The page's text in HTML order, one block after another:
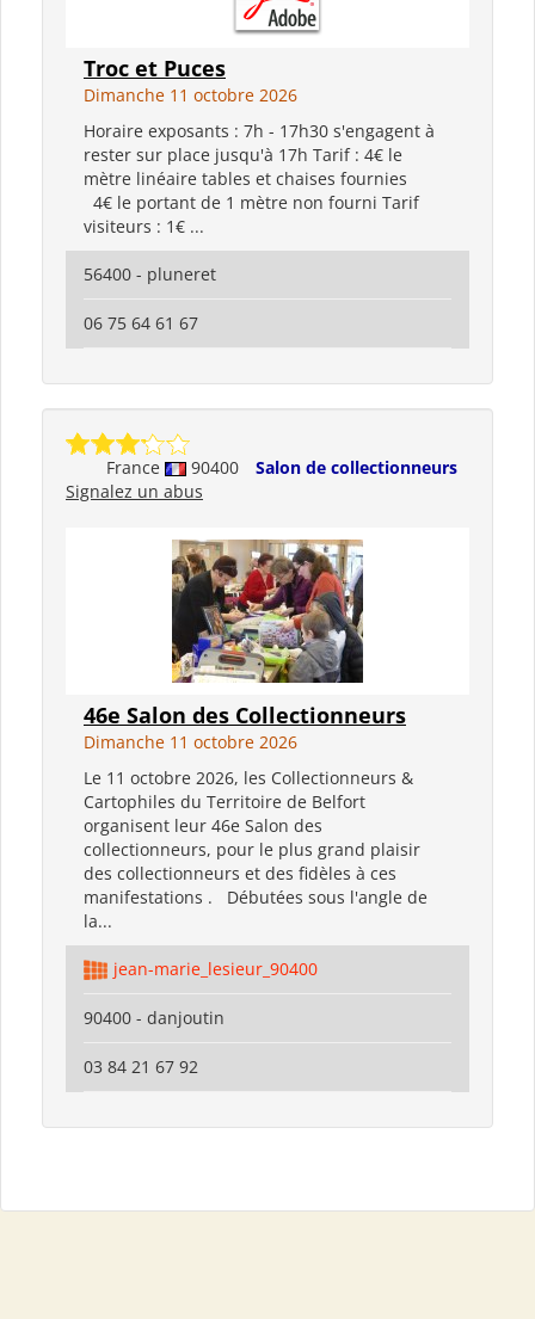
Troc et Puces
Dimanche 11 octobre 2026
Horaire exposants : 7h - 17h30 s'engagent à
rester sur place jusqu'à 17h Tarif : 4€ le
mètre linéaire tables et chaises fournies
4€ le portant de 1 mètre non fourni Tarif
visiteurs : 1€ ...
56400 - pluneret
06 75 64 61 67
France 90400
Salon de collectionneurs
Signalez un abus
46e Salon des Collectionneurs
Dimanche 11 octobre 2026
Le 11 octobre 2026, les Collectionneurs &
Cartophiles du Territoire de Belfort
organisent leur 46e Salon des
collectionneurs, pour le plus grand plaisir
des collectionneurs et des fidèles à ces
manifestations . Débutées sous l'angle de
la...
jean-marie_lesieur_90400
90400 - danjoutin
03 84 21 67 92